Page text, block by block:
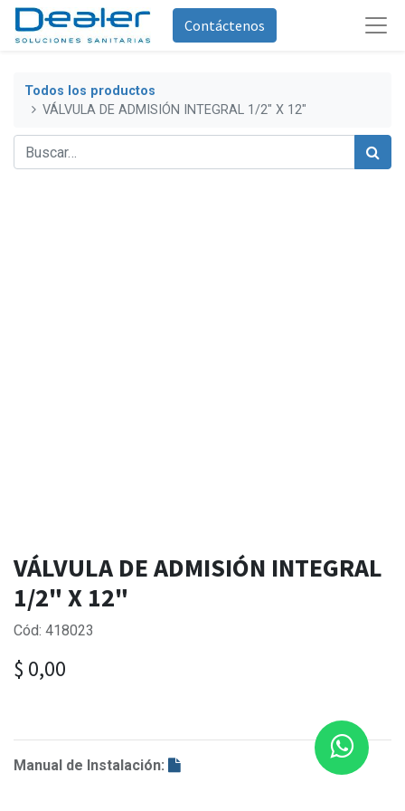
Contáctenos
Todos los productos
VÁLVULA DE ADMISIÓN INTEGRAL 1/2" X 12"
VÁLVULA DE ADMISIÓN INTEGRAL
1/2" X 12"
Cód: 418023
$ 0,00
Manual de Instalación: